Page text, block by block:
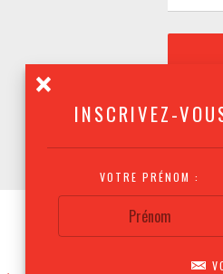
INSCRIVEZ-
VOTRE PRÉNOM :